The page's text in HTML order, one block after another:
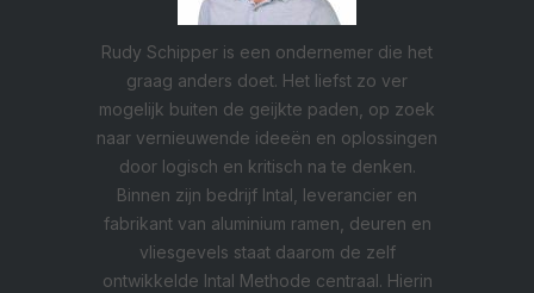
Rudy Schipper is een ondernemer die het
graag anders doet. Het liefst zo ver
mogelijk buiten de geijkte paden, op zoek
naar vernieuwende ideeën en oplossingen
door logisch en kritisch na te denken.
Binnen zijn bedrijf Intal, leverancier en
fabrikant van aluminium ramen, deuren en
vliesgevels staat daarom de zelf
ontwikkelde Intal Methode centraal. Hierin